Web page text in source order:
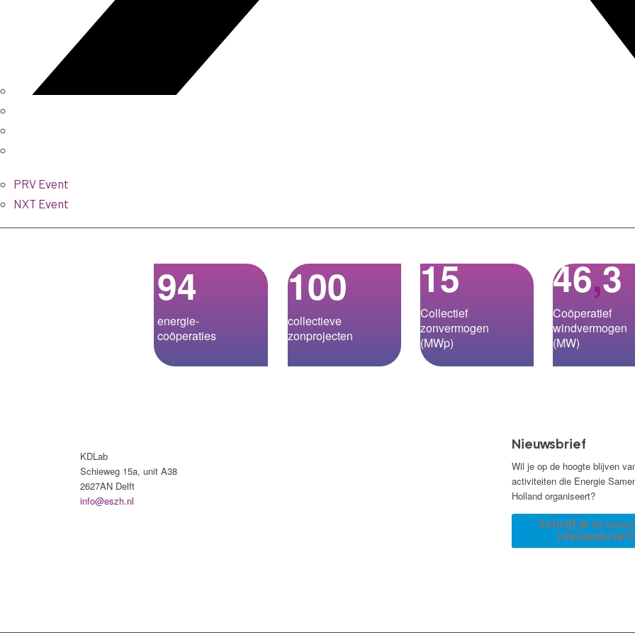
PRV Event
NXT Event
94
energie­-
coöperaties
100
collectieve
zonprojecten
15
Collectief
zonvermogen
(MWp)
46,3
Coöperatief
windvermogen
(MW)
KDLab
Schieweg 15a, unit A38
2627AN Delft
info@eszh.nl
Nieuwsbrief
Wil je op de hoogte blijven
activiteiten die Energie
Holland organiseert?
Schrijf je in
nieuwsbrief!